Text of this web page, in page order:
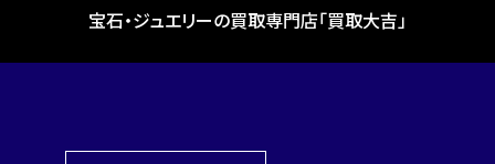
宝石・ジュエリーの買取専門店「買取大吉」